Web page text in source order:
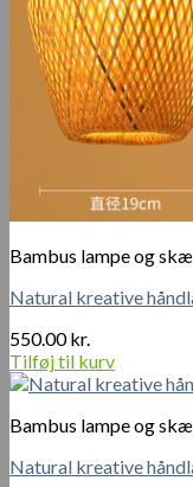
Bambus lampe og
Natural kreative
550.00kr.
Tilføj til kurv
Bambus lampe og
Natural kreative